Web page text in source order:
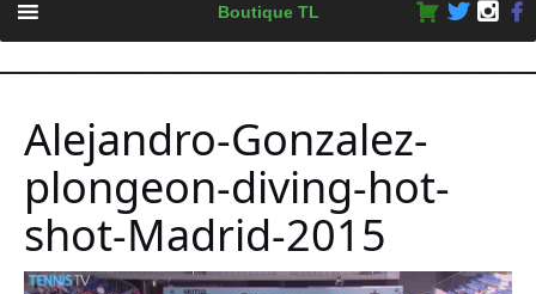
content
Boutique TL
Alejandro-Gonzalez-
plongeon-diving-hot-
shot-Madrid-2015